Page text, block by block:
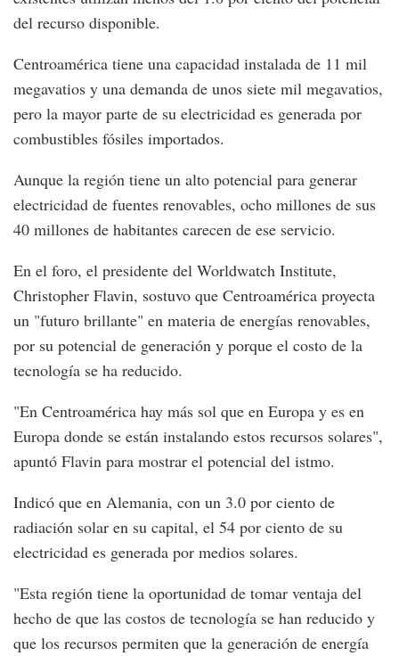
del recurso disponible.
Centroamérica tiene una capacidad instalada de 11 mil
megavatios y una demanda de unos siete mil megavatios,
pero la mayor parte de su electricidad es generada por
combustibles fósiles importados.
Aunque la región tiene un alto potencial para generar
electricidad de fuentes renovables, ocho millones de sus
40 millones de habitantes carecen de ese servicio.
En el foro, el presidente del Worldwatch Institute,
Christopher Flavin, sostuvo que Centroamérica proyecta
un "futuro brillante" en materia de energías renovables,
por su potencial de generación y porque el costo de la
tecnología se ha reducido.
"En Centroamérica hay más sol que en Europa y es en
Europa donde se están instalando estos recursos solares",
apuntó Flavin para mostrar el potencial del istmo.
Indicó que en Alemania, con un 3.0 por ciento de
radiación solar en su capital, el 54 por ciento de su
electricidad es generada por medios solares.
"Esta región tiene la oportunidad de tomar ventaja del
hecho de que las costos de tecnología se han reducido y
que los recursos permiten que la generación de energía